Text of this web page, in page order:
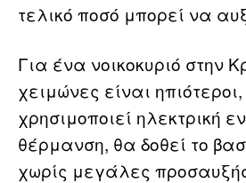
τελικό ποσό μπορεί να
Για ένα νοικοκυριό στην
χειμώνες είναι
χρησιμοποιεί ηλεκτρική
θέρμανση, θα δοθεί το
χωρίς μεγάλες